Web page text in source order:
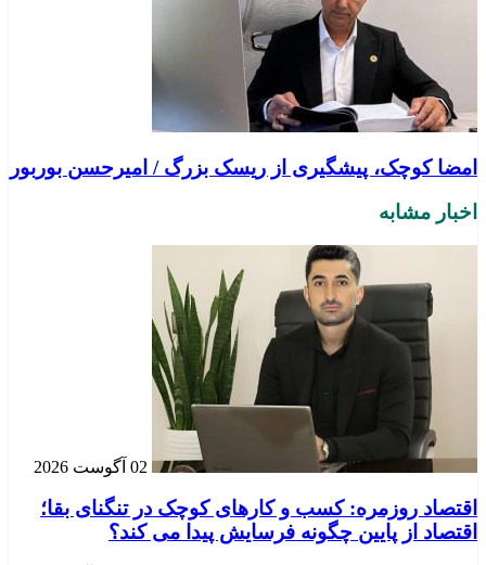
امضا کوچک، پیشگیری از ریسک بزرگ / امیرحسن بوربور
اخبار مشابه
02 آگوست 2026
اقتصاد روزمره: کسب‌ و کارهای کوچک در تنگنای بقا؛
اقتصاد از پایین چگونه فرسایش پیدا می کند؟